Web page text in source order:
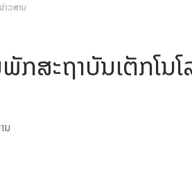
ວສານ
ສະຖາບັນເຕັກໂນ
ນ